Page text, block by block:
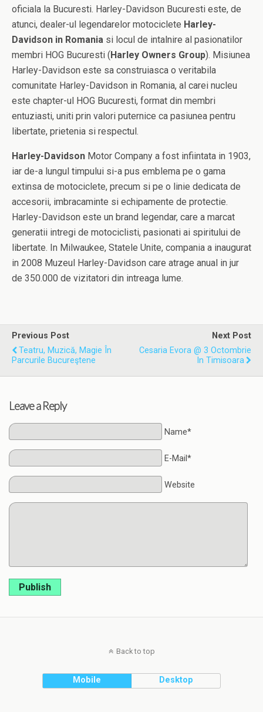
oficiala la Bucuresti. Harley-Davidson Bucuresti este, de
atunci, dealer-ul legendarelor motociclete Harley-
Davidson in Romania si locul de intalnire al pasionatilor
membri HOG Bucuresti (Harley Owners Group). Misiunea
Harley-Davidson este sa construiasca o veritabila
comunitate Harley-Davidson in Romania, al carei nucleu
este chapter-ul HOG Bucuresti, format din membri
entuziasti, uniti prin valori puternice ca pasiunea pentru
libertate, prietenia si respectul.
Harley-Davidson Motor Company a fost infiintata in 1903,
iar de-a lungul timpului si-a pus emblema pe o gama
extinsa de motociclete, precum si pe o linie dedicata de
accesorii, imbracaminte si echipamente de protectie.
Harley-Davidson este un brand legendar, care a marcat
generatii intregi de motociclisti, pasionati ai spiritului de
libertate. In Milwaukee, Statele Unite, compania a inaugurat
in 2008 Muzeul Harley-Davidson care atrage anual in jur
de 350.000 de vizitatori din intreaga lume.
Previous Post
Teatru, Muzică, Magie În
Parcurile Bucureştene
Next Post
Cesaria Evora @ 3 Octombrie
In Timisoara
Leave a Reply
Name*
E-Mail*
Website
Publish
Back to top
Mobile Desktop